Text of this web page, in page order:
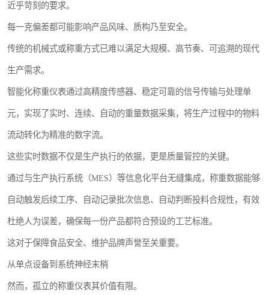
近乎苛刻的要求。
每一克偏差都可能影响产品风味、质构乃至安全。
传统的机械式或称重方式已难以满足大规模、高节奏、可追溯的现代
生产需求。
智能化称重仪表通过高精度传感器、稳定可靠的信号传输与处理单
元，实现了实时、连续、自动的重量数据采集，将生产过程中的物料
流动转化为精准的数字流。
这些实时数据不仅是生产执行的依据，更是质量管控的关键。
通过与生产执行系统（MES）等信息化平台无缝集成，称重数据能够
自动触发后续工序、自动记录批次信息、自动判断投料合规性，有效
杜绝人为误差，确保每一份产品都符合预设的工艺标准。
这对于保障食品安全、维护品牌声誉至关重要。
从单点设备到系统神经末梢
然而，孤立的称重仪表其价值有限。